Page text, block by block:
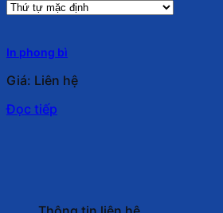
In phong bì
Giá: Liên hệ
Đọc tiếp